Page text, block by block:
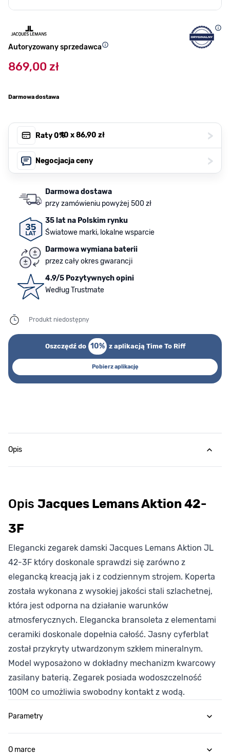
Autoryzowany sprzedawca
869,00 zł
Darmowa dostawa
Raty 0%, 10 x86,90 zł >
Negocjacja ceny >
Darmowa dostawa
przy zamówieniu powyżej 500 zł
35 lat na Polskim rynku
Światowe marki, lokalne wsparcie
Darmowa wymiana baterii
przez cały okres gwarancji
4.9/5 Pozytywnych opini
Według Trustmate
Produkt niedostępny
Oszczędź do 10% z aplikacją Time To Riff
Pobierz aplikację
Opis
Opis Jacques Lemans Aktion 42-
3F
Elegancki zegarek damski Jacques Lemans Aktion JL
42-3F który doskonale sprawdzi się zarówno z
elegancką kreacją jak i z codziennym strojem. Koperta
została wykonana z wysokiej jakości stali szlachetnej,
która jest odporna na działanie warunków
atmosferycznych. Elegancka bransoleta z elementami
ceramiki doskonale dopełnia całość. Jasny cyferblat
został przykryty utwardzonym szkłem mineralnym.
Model wyposażono w dokładny mechanizm kwarcowy
zasilany baterią. Zegarek posiada wodoszczelność
100M co umożliwia swobodny kontakt z wodą.
Parametry
O marce